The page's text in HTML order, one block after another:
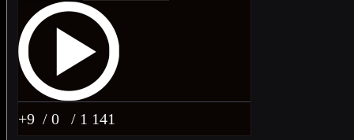
+9 / 0 / 1 141